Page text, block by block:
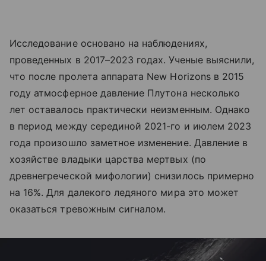
Исследование основано на наблюдениях,
проведенных в 2017–2023 годах. Ученые выяснили,
что после пролета аппарата New Horizons в 2015
году атмосферное давление Плутона несколько
лет оставалось практически неизменным. Однако
в период между серединой 2021-го и июлем 2023
года произошло заметное изменение. Давление в
хозяйстве владыки царства мертвых (по
древнегреческой мифологии) снизилось примерно
на 16%. Для далекого ледяного мира это может
оказаться тревожным сигналом.